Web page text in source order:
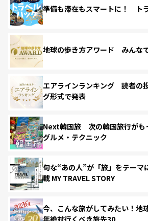
準備も滞在もスマートに！ ト
地球の歩き方アワード みんな
エアラインランキング 読者の
グ形式で発表
Next韓国旅 次の韓国旅行がも
グルメ・テクニック
旬な“あの人”が「旅」をテーマ
載 MY TRAVEL STORY
今、こんな旅がしてみたい！地
年絶対行くべき旅先30